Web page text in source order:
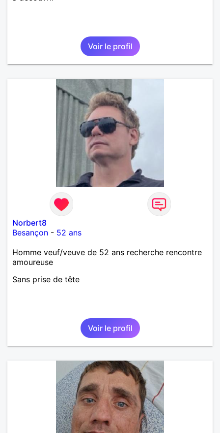
Voir le profil
Norbert8
Besançon - 52 ans
Homme veuf/veuve de 52 ans recherche rencontre
amoureuse
Sans prise de tête
Voir le profil